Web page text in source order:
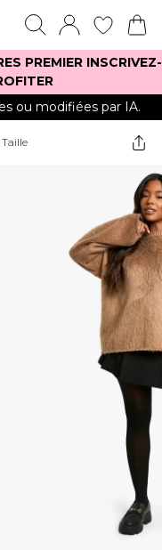
PREMIER INSCRIVEZ-
ou modifiées par IA.